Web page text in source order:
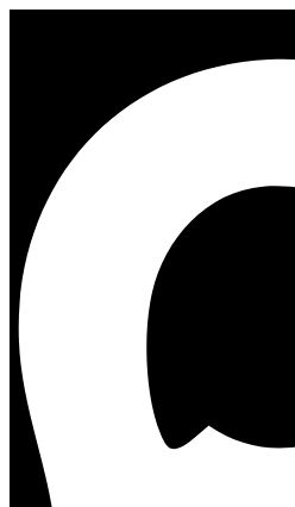
Гостевой дом SOCASTLE
Гостевой дом SOCASTLE
у моря в
Источник фото: Севкабель Порт
9 ноября в Севкабель Порту
в этот день заработает главная
пространства — Каток у моря.